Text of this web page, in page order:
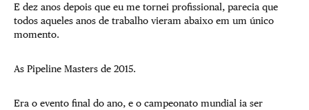
E dez anos depois que eu me tornei profissional, parecia que
todos aqueles anos de trabalho vieram abaixo em um único
momento.
As Pipeline Masters de 2015.
Era o evento final do ano, e o campeonato mundial ia ser